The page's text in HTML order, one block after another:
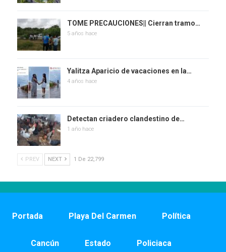
TOME PRECAUCIONES|| Cierran tramo…
5 años hace
Yalitza Aparicio de vacaciones en la…
4 años hace
Detectan criadero clandestino de…
1 año hace
PREV NEXT 1 De 22,799
Portada Playa Del Carmen Política
Cancún Estado Policiaca